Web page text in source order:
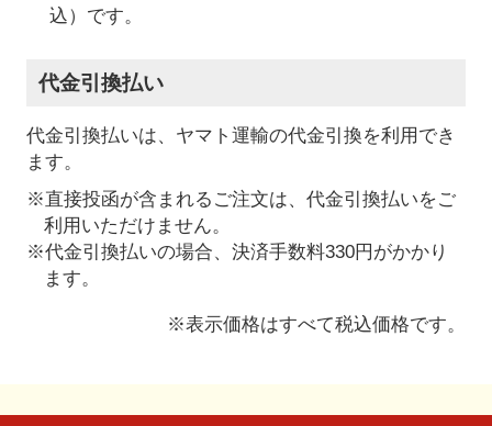
込）です。
代金引換払い
代金引換払いは、ヤマト運輸の代金引換を利用でき
ます。
※直接投函が含まれるご注文は、代金引換払いをご
利用いただけません。
※代金引換払いの場合、決済手数料330円がかかり
ます。
※表示価格はすべて税込価格です。